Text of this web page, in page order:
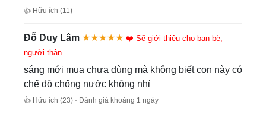
👍 Hữu ích (11)
Đỗ Duy Lâm ★★★★★ ❤️ Sẽ giới thiệu cho bạn bè,
người thân
sáng mới mua chưa dùng mà không biết con này có
chế độ chống nước không nhỉ
👍 Hữu ích (23) · Đánh giá khoảng 1 ngày